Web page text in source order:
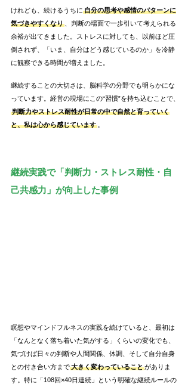
けれども、続けるうちに 自分の思考や感情のパターンに
気づきやすくなり
、判断の場面で一歩引いて考えられる
余裕が出てきました。ストレスに対しても、以前ほど圧
倒されず、「いま、自分はどう感じているのか」を冷静
に観察できる時間が増えました。
継続することの大切さは、脳科学の分野でも明らかにな
っています。経営の現場にこの“習慣”を持ち込むことで、
判断力やストレス耐性が日常の中で自然と育っていく
と、私は心から感じています 。
継続実践で「判断力・ストレス耐性・自
己共感力」が向上した事例
瞑想やマインドフルネスの実践を続けていると、最初は
「なんとなく落ち着いた気がする」くらいの変化でも、
気づけば日々の判断や人間関係、体調、そして自分自身
との付き合い方まで大きく変わっていることがありま
す。特に「108回×40日連続」という明確な継続ルールの